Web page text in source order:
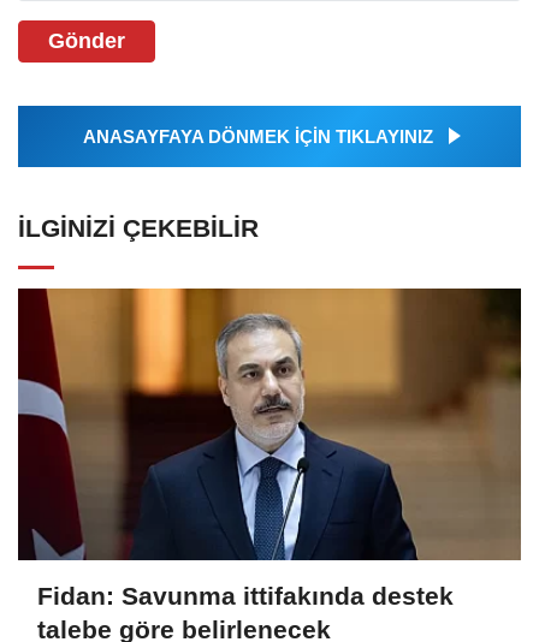
Gönder
ANASAYFAYA DÖNMEK İÇİN TIKLAYINIZ
İLGINIZI ÇEKEBILIR
Fidan: Savunma ittifakında destek
talebe göre belirlenecek